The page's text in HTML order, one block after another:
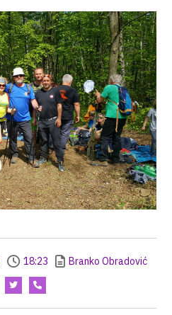
18:23 Branko Obradović